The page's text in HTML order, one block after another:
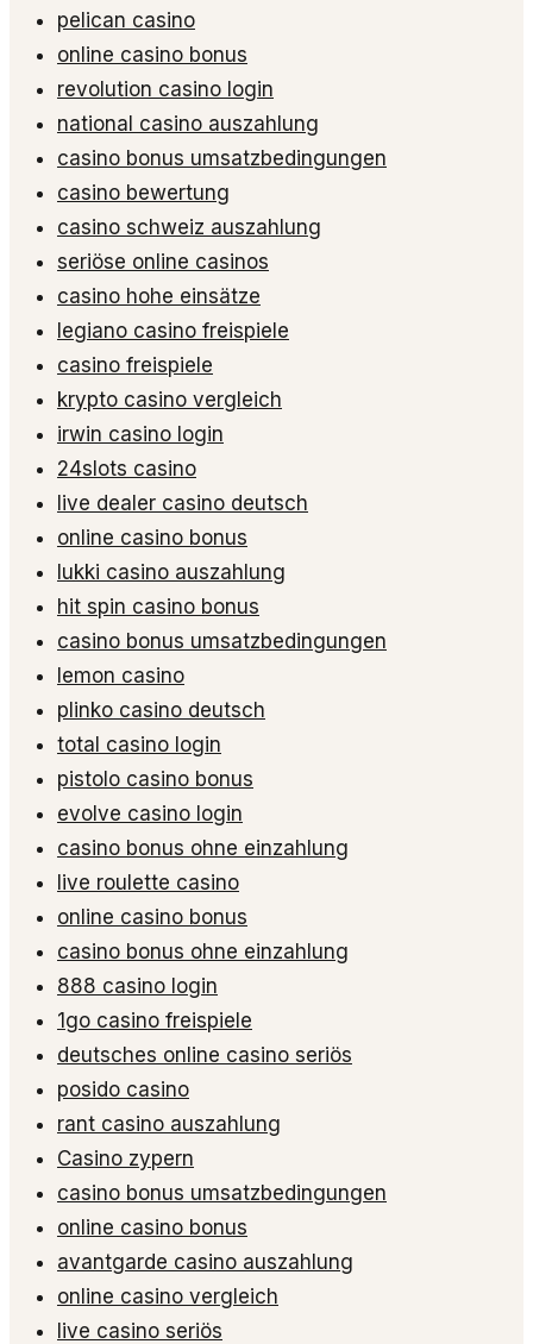
pelican casino
online casino bonus
revolution casino login
national casino auszahlung
casino bonus umsatzbedingungen
casino bewertung
casino schweiz auszahlung
seriöse online casinos
casino hohe einsätze
legiano casino freispiele
casino freispiele
krypto casino vergleich
irwin casino login
24slots casino
live dealer casino deutsch
online casino bonus
lukki casino auszahlung
hit spin casino bonus
casino bonus umsatzbedingungen
lemon casino
plinko casino deutsch
total casino login
pistolo casino bonus
evolve casino login
casino bonus ohne einzahlung
live roulette casino
online casino bonus
casino bonus ohne einzahlung
888 casino login
1go casino freispiele
deutsches online casino seriös
posido casino
rant casino auszahlung
Casino zypern
casino bonus umsatzbedingungen
online casino bonus
avantgarde casino auszahlung
online casino vergleich
live casino seriös